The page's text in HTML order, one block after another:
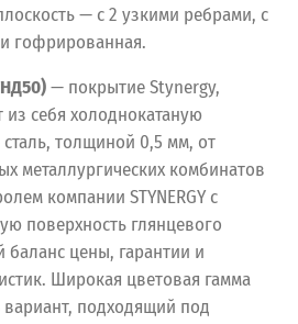
— с 2 узкими ребрами, с
гофрированная.
— покрытие Stynergy,
из себя холоднокатаную
толщиной 0,5 мм, от
металлургических комбинатов
компании STYNERGY с
поверхность глянцевого
баланс цены, гарантии и
Широкая цветовая гамма
подходящий под